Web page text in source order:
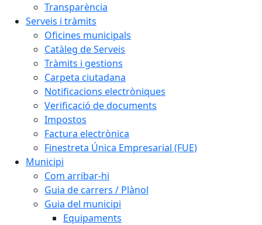
Transparència
Serveis i tràmits
Oficines municipals
Catàleg de Serveis
Tràmits i gestions
Carpeta ciutadana
Notificacions electròniques
Verificació de documents
Impostos
Factura electrònica
Finestreta Única Empresarial (FUE)
Municipi
Com arribar-hi
Guia de carrers / Plànol
Guia del municipi
Equipaments